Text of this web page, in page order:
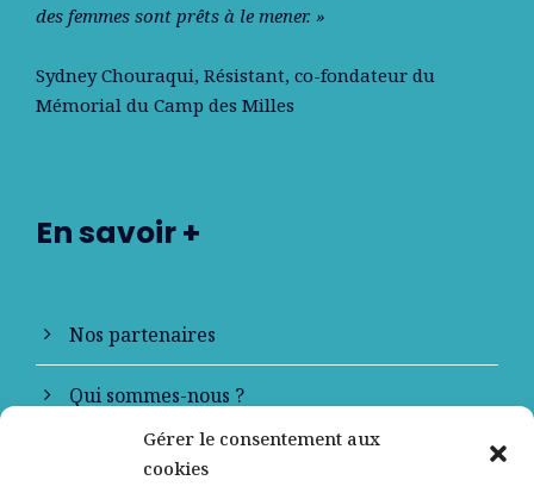
Gérer le consentement aux
cookies
des femmes sont prêts à le mener. »
Sydney Chouraqui, Résistant, co-fondateur du
Mémorial du Camp des Milles
En savoir +
Nos partenaires
Qui sommes-nous ?
Contactez-nous